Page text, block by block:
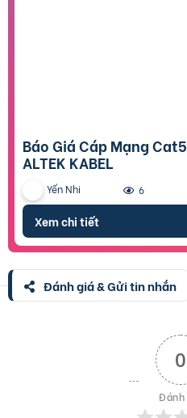
Báo Giá Cáp Mạng Cat5e & Cat6 Chống Nhiễu
ALTEK KABEL
Yến Nhi 6
Xem chi tiết
Đánh giá & Gửi tin nhắn
0
Đánh